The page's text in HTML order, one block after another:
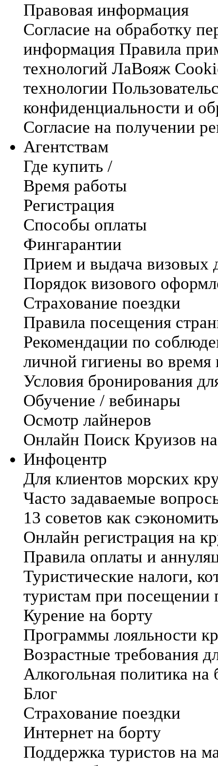
Правовая информация
Согласие на обработку
информация Правила
технологий ЛаВояж
технологии
конфиденциальности и
Согласие на получении
Агентствам
Где купить /
Время работы
Регистрация
Способы оплаты
Фингарантии
Прием и выдача визовых
Порядок визового
Страхование поездки
Правила посещения
Рекомендации по
личной гигиены во время
Условия бронирования
Обучение / вебинары
Осмотр лайнеров
Онлайн Поиск Круизов
Инфоцентр
Для клиентов морских
Часто задаваемые
13 советов как
Онлайн регистрация на
Правила оплаты и
Туристические налоги,
туристам при посещении
Курение на борту
Программы лояльности
Возрастные требования
Алкогольная политика на
Блог
Страхование поездки
Интернет на борту
Поддержка туристов на